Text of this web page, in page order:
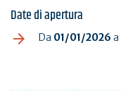
Date di apertura
Da 01/01/2026 a